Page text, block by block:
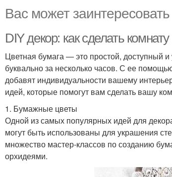
Вас может заинтересовать
DIY декор: как сделать
Цветная бумага — это простой, доступный
буквально за несколько часов. С ее
добавят индивидуальности вашему
идей, которые помогут вам сделать вашу
1. Бумажные цветы
Одной из самых популярных идей для
могут быть использованы для украшения
множество мастер-классов по созданию
орхидеями.